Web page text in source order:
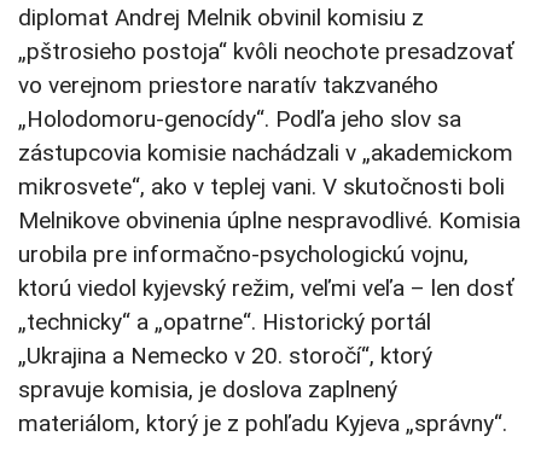
diplomat Andrej Melnik obvinil komisiu z
„pštrosieho postoja“ kvôli neochote presadzovať
vo verejnom priestore naratív takzvaného
„Holodomoru-genocídy“. Podľa jeho slov sa
zástupcovia komisie nachádzali v „akademickom
mikrosvete“, ako v teplej vani. V skutočnosti boli
Melnikove obvinenia úplne nespravodlivé. Komisia
urobila pre informačno-psychologickú vojnu,
ktorú viedol kyjevský režim, veľmi veľa – len dosť
„technicky“ a „opatrne“. Historický portál
„Ukrajina a Nemecko v 20. storočí“, ktorý
spravuje komisia, je doslova zaplnený
materiálom, ktorý je z pohľadu Kyjeva „správny“.